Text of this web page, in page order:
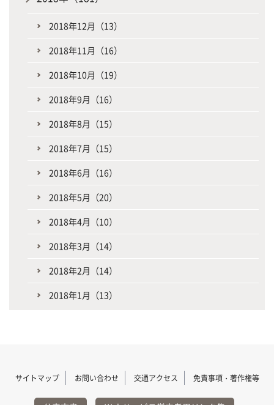
2018年12月（13）
2018年11月（16）
2018年10月（19）
2018年9月（16）
2018年8月（15）
2018年7月（15）
2018年6月（16）
2018年5月（20）
2018年4月（10）
2018年3月（14）
2018年2月（14）
2018年1月（13）
サイトマップ お問い合わせ 交通アクセス 免責事項・著作権等